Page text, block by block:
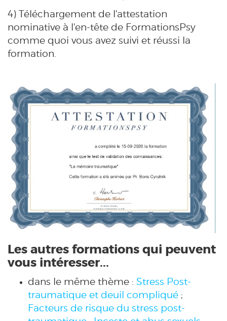
4) Téléchargement de l'attestation
nominative à l'en-tête de FormationsPsy
comme quoi vous avez suivi et réussi la
formation.
Les autres formations qui peuvent
vous intéresser...
dans le même thème : Stress Post-
traumatique et deuil compliqué ;
Facteurs de risque du stress post-